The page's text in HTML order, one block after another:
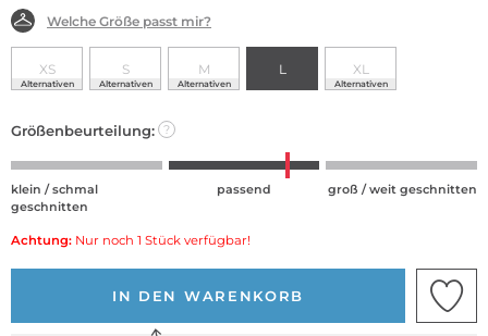
Welche Größe passt mir?
XS
Alternativen
S
Alternativen
M
Alternativen
L XL
Alternativen
Größenbeurteilung: ?
klein / schmal
geschnitten
passend groß / weit geschnitten
Achtung: Nur noch 1 Stück verfügbar!
IN DEN WARENKORB